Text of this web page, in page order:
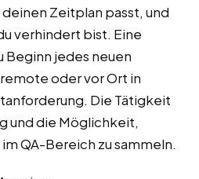
Zeitplan passt, und
verhindert bist. Eine
Beginn jedes neuen
oder vor Ort in
Die Tätigkeit
und die Möglichkeit,
QA-Bereich zu sammeln.